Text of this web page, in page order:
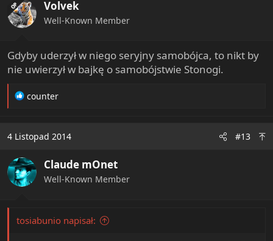
OP Volvek
Well-Known Member
Gdyby uderzył w niego seryjny samobójca, to nikt by
nie uwierzył w bajkę o samobójstwie Stonogi.
R
t
o
n
s
counter
4 Listopad 2014 #13
Claude mOnet
Well-Known Member
tosiabunio napisał: